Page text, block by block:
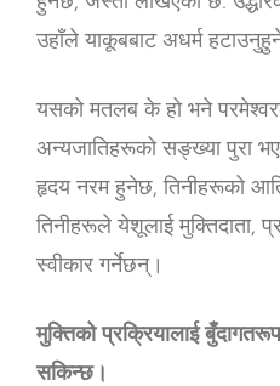
उहाँले याकूबबाट अधर्म
यसको मतलब के हो भने
अन्यजातिहरूको सङ्ख्या पुरा
हृदय नरम हुनेछ, तिनीहरूको
तिनीहरूले येशूलाई मुक्तिदाता,
स्वीकार गर्नेछन्।
मुक्तिको प्रक्रियालाई
सकिन्छ।